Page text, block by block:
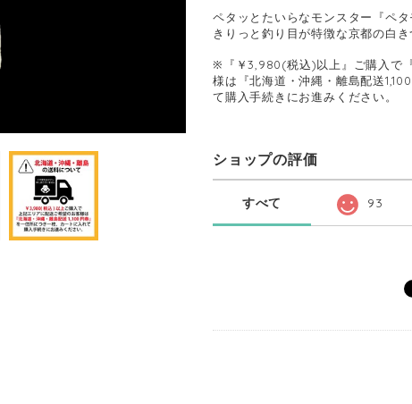
ペタッとたいらなモンスター『ペ
きりっと釣り目が特徴な京都の白
※『￥3,980(税込)以上』ご購入で
様は『北海道・沖縄・離島配送
て購入手続きにお進みください。
ショップの評価
すべて 93